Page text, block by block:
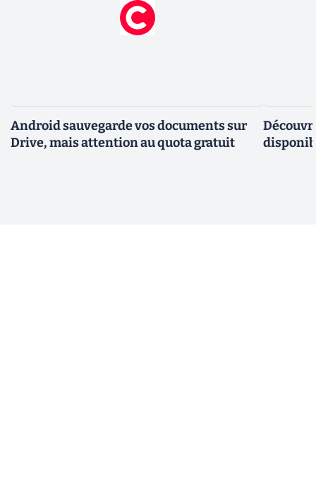
Android sauvegarde vos documents sur
Drive, mais attention au quota gratuit